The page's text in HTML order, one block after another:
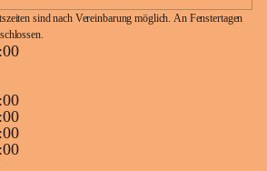
sind nach Vereinbarung möglich. An Fenstertagen